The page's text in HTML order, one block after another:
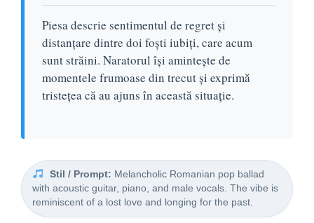
Piesa descrie sentimentul de regret și
distanțare dintre doi foști iubiți, care acum
sunt străini. Naratorul își amintește de
momentele frumoase din trecut și exprimă
tristețea că au ajuns în această situație.
Stil / Prompt: Melancholic Romanian pop ballad
with acoustic guitar, piano, and male vocals. The vibe is
reminiscent of a lost love and longing for the past.